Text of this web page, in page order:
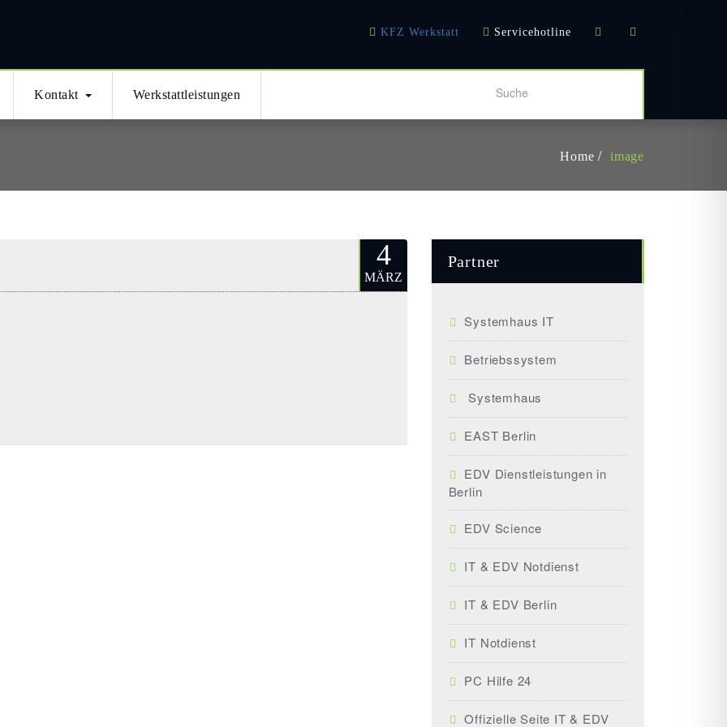
KFZ Werkstatt Servicehotline
Kontakt Werkstattleistungen
Home image
4
MÄRZ
Partner
Systemhaus IT
Betriebssystem
Systemhaus
EAST Berlin
EDV Dienstleistungen in
Berlin
EDV Science
IT & EDV Notdienst
IT & EDV Berlin
IT Notdienst
PC Hilfe 24
Offizielle Seite IT & EDV